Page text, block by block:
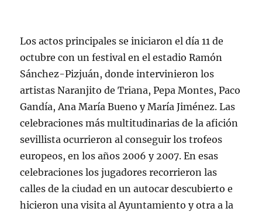
Los actos principales se iniciaron el día 11 de
octubre con un festival en el estadio Ramón
Sánchez-Pizjuán, donde intervinieron los
artistas Naranjito de Triana, Pepa Montes, Paco
Gandía, Ana María Bueno y María Jiménez. Las
celebraciones más multitudinarias de la afición
sevillista ocurrieron al conseguir los trofeos
europeos, en los años 2006 y 2007. En esas
celebraciones los jugadores recorrieron las
calles de la ciudad en un autocar descubierto e
hicieron una visita al Ayuntamiento y otra a la